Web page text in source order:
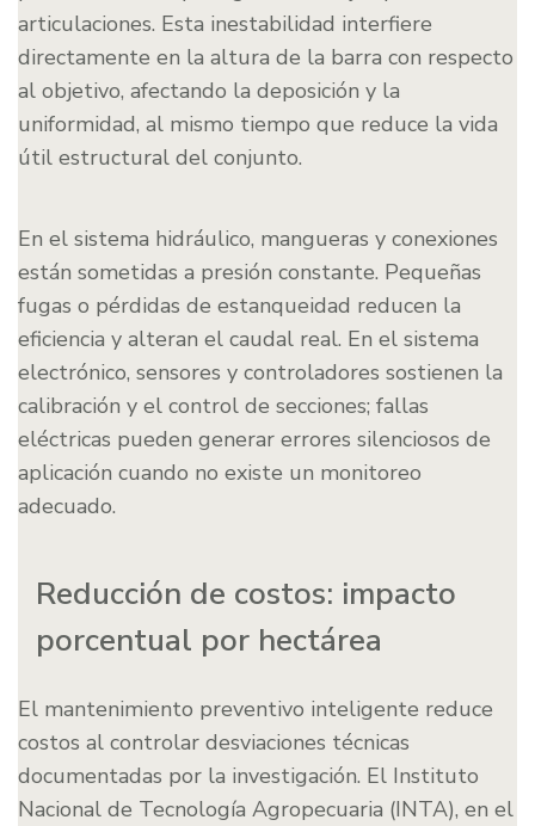
articulaciones. Esta inestabilidad interfiere
directamente en la altura de la barra con respecto
al objetivo, afectando la deposición y la
uniformidad, al mismo tiempo que reduce la vida
útil estructural del conjunto.
En el sistema hidráulico, mangueras y conexiones
están sometidas a presión constante. Pequeñas
fugas o pérdidas de estanqueidad reducen la
eficiencia y alteran el caudal real. En el sistema
electrónico, sensores y controladores sostienen la
calibración y el control de secciones; fallas
eléctricas pueden generar errores silenciosos de
aplicación cuando no existe un monitoreo
adecuado.
Reducción de costos: impacto
porcentual por hectárea
El mantenimiento preventivo inteligente reduce
costos al controlar desviaciones técnicas
documentadas por la investigación. El Instituto
Nacional de Tecnología Agropecuaria (INTA), en el